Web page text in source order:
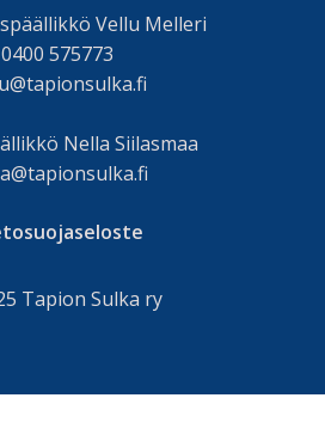
Vellu Melleri
0400 575773
Nella Siilasmaa
Tapion Sulka ry